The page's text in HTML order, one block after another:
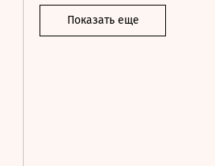
Показать еще